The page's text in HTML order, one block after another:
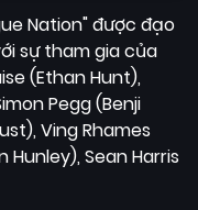
Nation" được đạo
sự tham gia của
(Ethan Hunt),
Pegg (Benji
Ving Rhames
Hunley), Sean Harris